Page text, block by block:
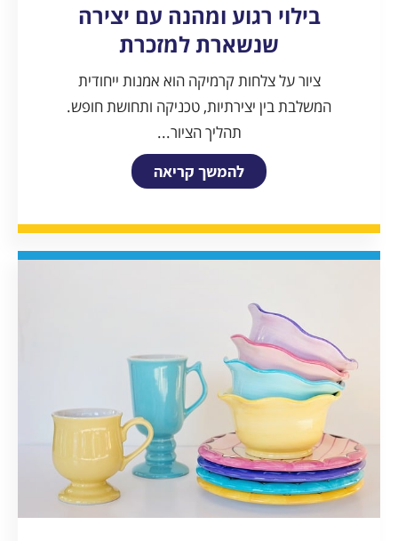
בילוי רגוע ומהנה עם יצירה
שנשארת למזכרת
ציור על צלחות קרמיקה הוא אמנות ייחודית
המשלבת בין יצירתיות, טכניקה ותחושת חופש.
תהליך הציור...
להמשך קריאה